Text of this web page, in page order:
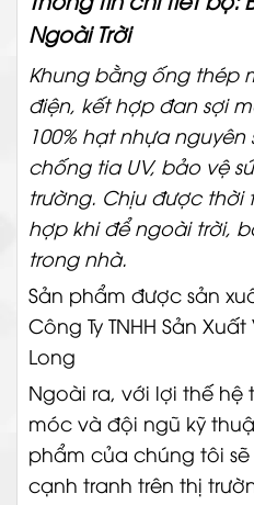
Ngoài Trời
Khung bằng ống thép
điện, kết hợp đan sợi
100% hạt nhựa
chống tia UV, bảo vệ
trường. Chịu được thời
hợp khi để ngoài trời,
trong nhà.
Sản phẩm được sản
Công Ty TNHH Sản
Long
Ngoài ra, với lợi thế
móc và đội ngũ kỹ
phẩm của chúng tôi
cạnh tranh trên thị